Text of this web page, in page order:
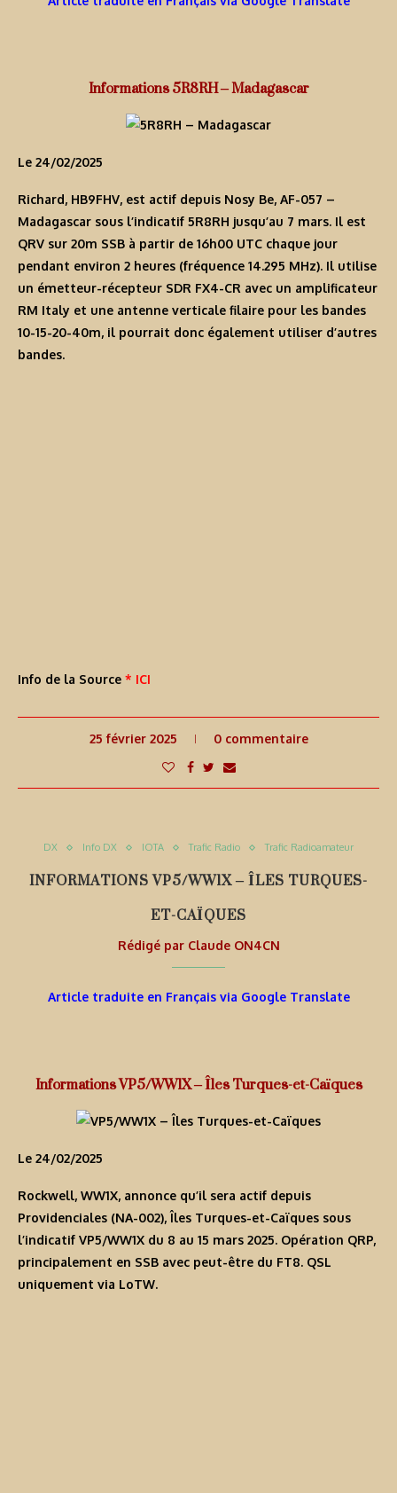
Informations 5R8RH – Madagascar
Le 24/02/2025
Richard, HB9FHV, est actif depuis Nosy Be, AF-057 –
Madagascar sous l’indicatif 5R8RH jusqu’au 7 mars. Il est
QRV sur 20m SSB à partir de 16h00 UTC chaque jour
pendant environ 2 heures (fréquence 14.295 MHz). Il utilise
un émetteur-récepteur SDR FX4-CR avec un amplificateur
RM Italy et une antenne verticale filaire pour les bandes
10-15-20-40m, il pourrait donc également utiliser d’autres
bandes.
Info de la Source * ICI
25 février 2025 0 commentaire
DX Info DX IOTA Trafic Radio Trafic Radioamateur
INFORMATIONS VP5/WW1X – ÎLES TURQUES-
ET-CAÏQUES
Rédigé par Claude ON4CN
Article traduite en Français via Google Translate
Informations VP5/WW1X – Îles Turques-et-Caïques
Le 24/02/2025
Rockwell, WW1X, annonce qu’il sera actif depuis
Providenciales (NA-002), Îles Turques-et-Caïques sous
l’indicatif VP5/WW1X du 8 au 15 mars 2025. Opération QRP,
principalement en SSB avec peut-être du FT8. QSL
uniquement via LoTW.